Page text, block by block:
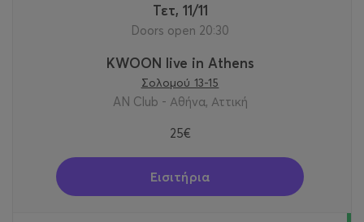
Τετ, 11/11
Doors open 20:30
KWOON live in Athens
Σολομού 13-15
AN Club - Αθήνα, Αττική
25€
Εισιτήρια